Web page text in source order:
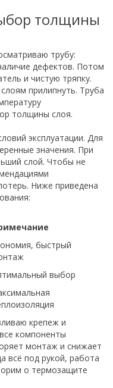
толщины
трубу:
дефектов. Потом
и чистую тряпку.
прилипнуть. Труба
толщины слоя.
эксплуатации. Для
значения. При
слой. Чтобы не
Ниже приведена
быстрый
выбор
крепеж и
компоненты
монтаж и снижает
всё под рукой, работа
о термозащите